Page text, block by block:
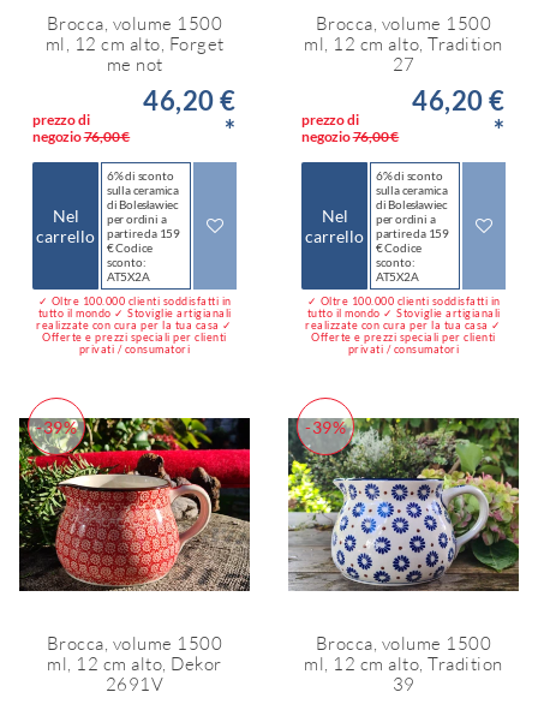
Brocca, volume 1500
ml, 12 cm alto, Forget
me not
prezzo di
negozio76,00 €
46,20 €
*
Nel
carrello
6% di sconto
sulla ceramica
di Bolesławiec
per ordini a
partire da 159
€ Codice
sconto:
AT5X2A
✓ Oltre 100.000 clienti soddisfatti in
tutto il mondo ✓ Stoviglie artigianali
realizzate con cura per la tua casa ✓
Offerte e prezzi speciali per clienti
privati / consumatori
Brocca, volume 1500
ml, 12 cm alto, Tradition
27
prezzo di
negozio76,00 €
46,20 €
*
Nel
carrello
6% di sconto
sulla ceramica
di Bolesławiec
per ordini a
partire da 159
€ Codice
sconto:
AT5X2A
✓ Oltre 100.000 clienti soddisfatti in
tutto il mondo ✓ Stoviglie artigianali
realizzate con cura per la tua casa ✓
Offerte e prezzi speciali per clienti
privati / consumatori
-39%
Brocca, volume 1500
ml, 12 cm alto, Dekor
2691V
-39%
Brocca, volume 1500
ml, 12 cm alto, Tradition
39